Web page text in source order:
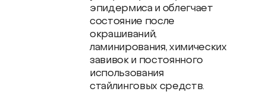
эпидермиса и облегчает
состояние после
окрашиваний,
ламинирования, химических
завивок и постоянного
использования
стайлинговых средств.